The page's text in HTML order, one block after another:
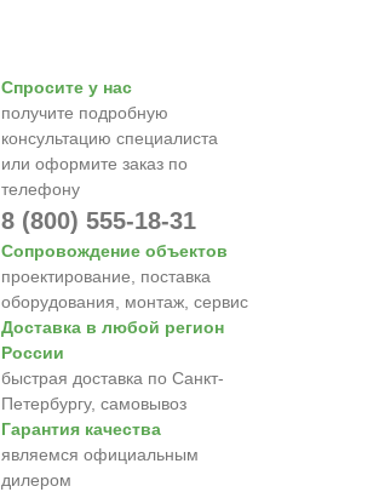
Спросите у нас
получите подробную
консультацию специалиста
или оформите заказ по
телефону
8 (800) 555-18-31
Сопровождение объектов
проектирование, поставка
оборудования, монтаж, сервис
Доставка в любой регион
России
быстрая доставка по Санкт-
Петербургу, самовывоз
Гарантия качества
являемся официальным
дилером